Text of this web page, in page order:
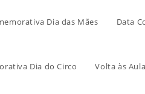
Dia das Mães Data
Dia do Circo Volta às